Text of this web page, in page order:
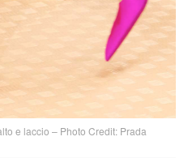
e laccio – Photo Credit: Prada